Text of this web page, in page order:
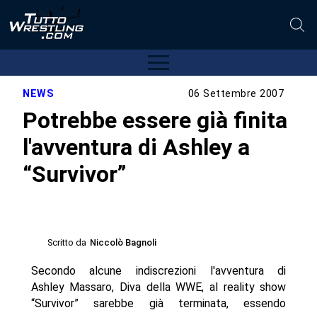
NEWS 06 Settembre 2007
Potrebbe essere già finita
l'avventura di Ashley a
“Survivor”
Scritto da Niccolò Bagnoli
Secondo alcune indiscrezioni l'avventura di
Ashley Massaro, Diva della WWE, al reality show
“Survivor” sarebbe già terminata, essendo